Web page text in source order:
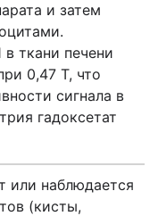
и затем
в ткани печени
0,47 Т, что
сигнала в
гадоксетат
или наблюдается
(кисты,